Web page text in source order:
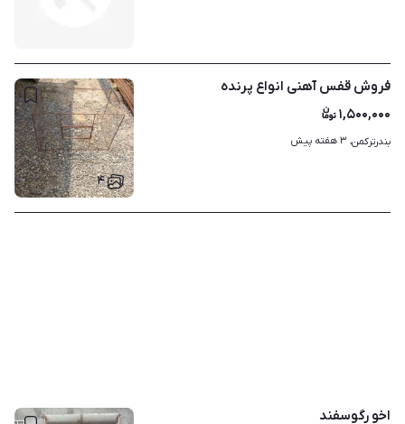
۴
فروش قفس آهنی انواع پرنده
۱,۵۰۰,۰۰۰
بندرترکمن، ۳ هفته پیش
اخو رگوسفند